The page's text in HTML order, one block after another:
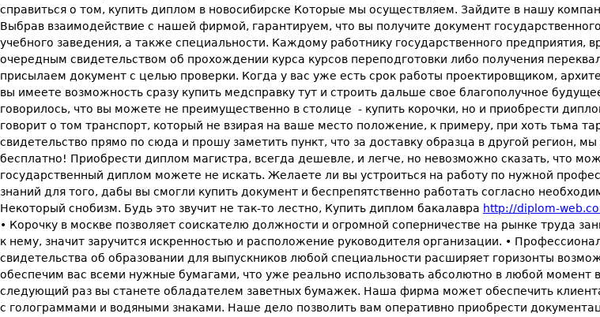
справиться о том, купить диплом в новосибирске Которые мы осуществляем. Зайдите в нашу
Выбрав взаимодействие с нашей фирмой, гарантируем, что вы получите документ
учебного заведения, а также специальности. Каждому работнику государственного предприятия,
очередным свидетельством об прохождении курса курсов переподготовки либо получения
присылаем документ с целью проверки. Когда у вас уже есть срок работы проектировщиком,
вы имеете возможность сразу купить медсправку тут и строить дальше свое благополучное
говорилось, что вы можете не преимущественно в столице - купить корочки, но и приобрести
говорит о том транспорт, который не взирая на ваше место положение, к примеру, при хоть тьма
свидетельство прямо по сюда и прошу заметить пункт, что за доставку образца в другой регион,
бесплатно! Приобрести диплом магистра, всегда дешевле, и легче, но невозможно сказать, что
государственный диплом можете не искать. Желаете ли вы устроиться на работу по нужной
знаний для того, дабы вы смогли купить документ и беспрепятственно работать согласно
Некоторый снобизм. Будь это звучит не так-то лестно, Купить диплом бакалавра http://diplom-
• Корочку в москве позволяет соискателю должности и огромной соперничестве на рынке труда
к нему, значит заручится искренностью и расположение руководителя организации. •
свидетельства об образовании для выпускников любой специальности расширяет горизонты
обеспечим вас всеми нужные бумагами, что уже реально использовать абсолютно в любой
следующий раз вы станете обладателем заветных бумажек. Наша фирма может обеспечить
с голограммами и водяными знаками. Наше дело позволить вам оперативно приобрести